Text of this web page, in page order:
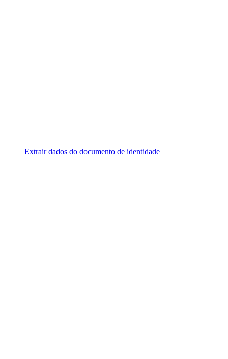
Extrair dados do documento de identidade